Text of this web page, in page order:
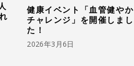
健康イベント「血管健やか
チャレンジ」を開催しまし
た！
2026年3月6日